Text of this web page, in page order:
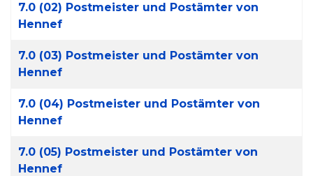
7.0 (02) Postmeister und Postämter von
Hennef
7.0 (03) Postmeister und Postämter von
Hennef
7.0 (04) Postmeister und Postämter von
Hennef
7.0 (05) Postmeister und Postämter von
Hennef